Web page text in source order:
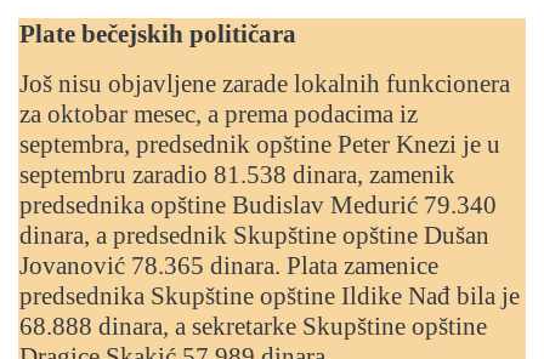
Plate bečejskih političara
Još nisu objavljene zarade lokalnih funkcionera
za oktobar mesec, a prema podacima iz
septembra, predsednik opštine Peter Knezi je u
septembru zaradio 81.538 dinara, zamenik
predsednika opštine Budislav Medurić 79.340
dinara, a predsednik Skupštine opštine Dušan
Jovanović 78.365 dinara. Plata zamenice
predsednika Skupštine opštine Ildike Nađ bila je
68.888 dinara, a sekretarke Skupštine opštine